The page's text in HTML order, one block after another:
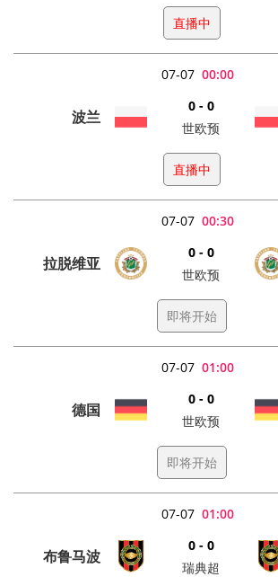
直播中
00:00
07-07
波兰
0 - 0
世欧预
直播中
00:30
07-07
拉脱维亚
0 - 0
世欧预
即将开始
01:00
07-07
德国
0 - 0
世欧预
即将开始
01:00
07-07
布鲁马波
0 - 0
瑞典超